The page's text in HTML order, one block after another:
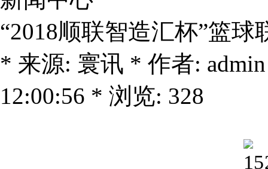
“2018顺联智造汇杯”篮
* 来源: 寰讯 * 作者:
12:00:56 * 浏览: 328